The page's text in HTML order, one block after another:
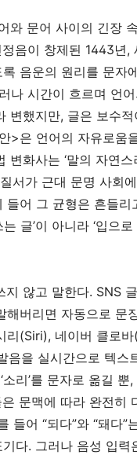
와 문어 사이의 긴장
음이 창제된 1443년,
음운의 원리를 문자
나 시간이 흐르며 언
변했지만, 글은 보수적
>은 언어의 자유로움
화사는 ‘말의 자연스
서가 근대 문명 사회
들어 그 균형은 흔들리
글’이 아니라 ‘입으
않고 말한다. SNS
해버리면 자동으로 문
리(Siri), 네이버 클로
을 실시간으로 텍스
리’를 문자로 옮길 뿐,
문맥에 따라 완전히
들어 “되다”와 “돼다”
다. 그러나 음성 입력